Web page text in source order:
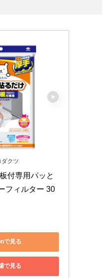
クツ
付専用パッと
フィルター 30
で見る
で見る